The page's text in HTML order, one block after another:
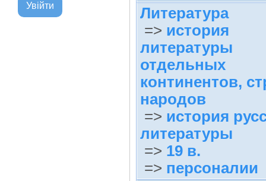
Литература
=> история
литературы
отдельных
континентов,
народов
=> история
литературы
=> 19 в.
=> персоналии